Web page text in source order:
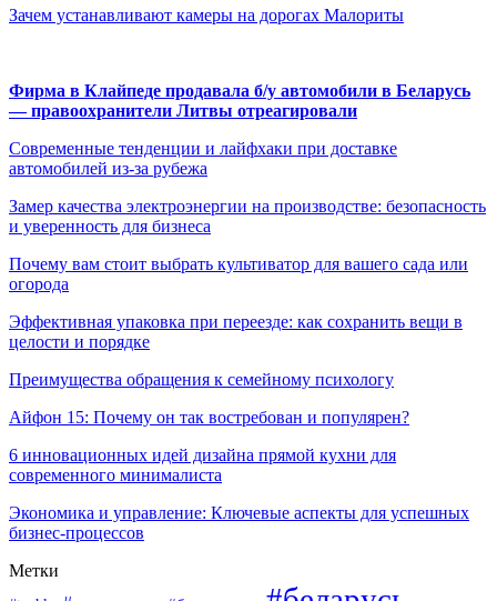
Зачем устанавливают камеры на дорогах Малориты
Фирма в Клайпеде продавала б/у автомобили в Беларусь
— правоохранители Литвы отреагировали
Современные тенденции и лайфхаки при доставке
автомобилей из-за рубежа
Замер качества электроэнергии на производстве: безопасность
и уверенность для бизнеса
Почему вам стоит выбрать культиватор для вашего сада или
огорода
Эффективная упаковка при переезде: как сохранить вещи в
целости и порядке
Преимущества обращения к семейному психологу
Айфон 15: Почему он так востребован и популярен?
6 инновационных идей дизайна прямой кухни для
современного минималиста
Экономика и управление: Ключевые аспекты для успешных
бизнес-процессов
Метки